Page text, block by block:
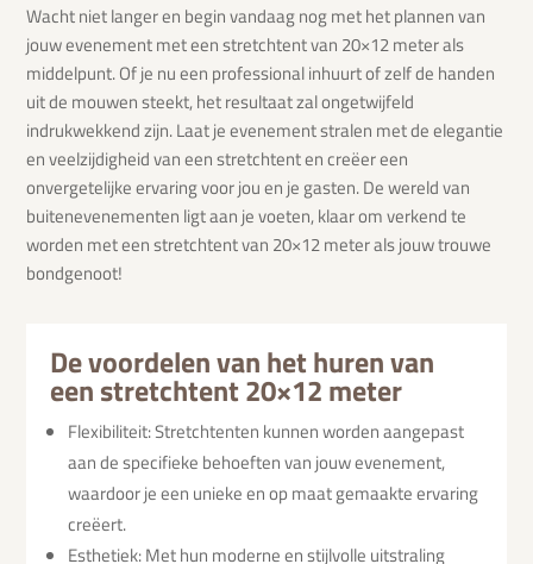
Wacht niet langer en begin vandaag nog met het plannen van
jouw evenement met een stretchtent van 20×12 meter als
middelpunt. Of je nu een professional inhuurt of zelf de handen
uit de mouwen steekt, het resultaat zal ongetwijfeld
indrukwekkend zijn. Laat je evenement stralen met de elegantie
en veelzijdigheid van een stretchtent en creëer een
onvergetelijke ervaring voor jou en je gasten. De wereld van
buitenevenementen ligt aan je voeten, klaar om verkend te
worden met een stretchtent van 20×12 meter als jouw trouwe
bondgenoot!
De voordelen van het huren van
een stretchtent 20×12 meter
Flexibiliteit: Stretchtenten kunnen worden aangepast
aan de specifieke behoeften van jouw evenement,
waardoor je een unieke en op maat gemaakte ervaring
creëert.
Esthetiek: Met hun moderne en stijlvolle uitstraling